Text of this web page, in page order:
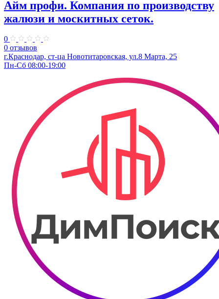
Айм профи. Компания по производству
жалюзи и москитных сеток.
0
0 отзывов
г.Краснодар, ст-ца Новотитаровская, ул.​8 Марта, 25
Пн-Сб 08:00-19:00